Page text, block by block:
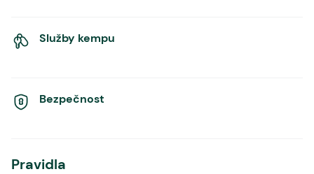
Služby kempu
Bezpečnost
Pravidla